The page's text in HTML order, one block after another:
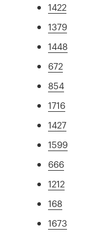
1422
1379
1448
672
854
1716
1427
1599
666
1212
168
1673